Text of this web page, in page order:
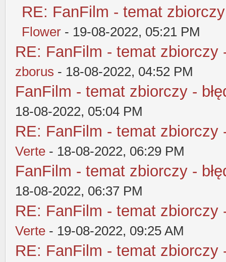
RE: FanFilm - temat
Flower - 19-08-2022, 05:21 PM
RE: FanFilm - temat zbiorczy
zborus - 18-08-2022, 04:52 PM
FanFilm - temat zbiorczy -
18-08-2022, 05:04 PM
RE: FanFilm - temat zbiorczy
Verte - 18-08-2022, 06:29 PM
FanFilm - temat zbiorczy -
18-08-2022, 06:37 PM
RE: FanFilm - temat zbiorczy
Verte - 19-08-2022, 09:25 AM
RE: FanFilm - temat zbiorczy